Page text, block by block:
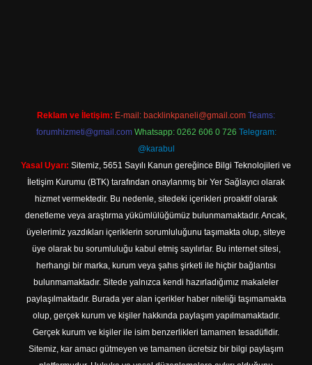
Reklam ve İletişim: E-mail: backlinkpaneli@gmail.com Teams:
forumhizmeti@gmail.com Whatsapp: 0262 606 0 726 Telegram:
@karabul
Yasal Uyarı: Sitemiz, 5651 Sayılı Kanun gereğince Bilgi Teknolojileri ve
İletişim Kurumu (BTK) tarafından onaylanmış bir Yer Sağlayıcı olarak
hizmet vermektedir. Bu nedenle, sitedeki içerikleri proaktif olarak
denetleme veya araştırma yükümlülüğümüz bulunmamaktadır. Ancak,
üyelerimiz yazdıkları içeriklerin sorumluluğunu taşımakta olup, siteye
üye olarak bu sorumluluğu kabul etmiş sayılırlar. Bu internet sitesi,
herhangi bir marka, kurum veya şahıs şirketi ile hiçbir bağlantısı
bulunmamaktadır. Sitede yalnızca kendi hazırladığımız makaleler
paylaşılmaktadır. Burada yer alan içerikler haber niteliği taşımamakta
olup, gerçek kurum ve kişiler hakkında paylaşım yapılmamaktadır.
Gerçek kurum ve kişiler ile isim benzerlikleri tamamen tesadüfidir.
Sitemiz, kar amacı gütmeyen ve tamamen ücretsiz bir bilgi paylaşım